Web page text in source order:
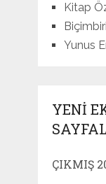
Kitap
Yunus
YENI
ÇIKMIŞ